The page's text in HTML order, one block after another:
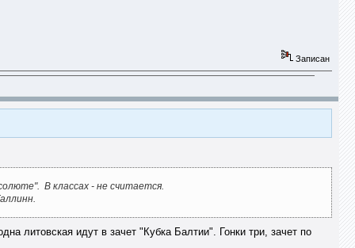
Записан
В классах - не считается.
литовская идут в зачет "Кубка Балтии". Гонки три, зачет по